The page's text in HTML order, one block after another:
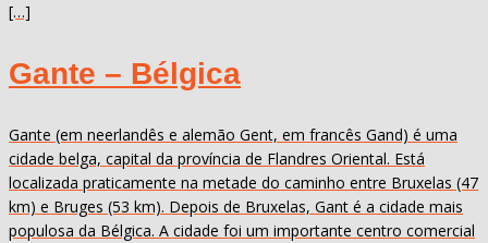
[…]
Gante – Bélgica
Gante (em neerlandês e alemão Gent, em francês Gand) é uma
cidade belga, capital da província de Flandres Oriental. Está
localizada praticamente na metade do caminho entre Bruxelas (47
km) e Bruges (53 km). Depois de Bruxelas, Gant é a cidade mais
populosa da Bélgica. A cidade foi um importante centro comercial